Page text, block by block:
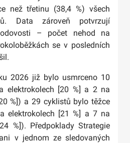
než třetinu (38,4 %) všech
Data zároveň potvrzují
– počet nehod na
se v posledních
2026 již bylo usmrceno 10
elektrokolech [20 %] a 2 na
%]) a 29 cyklistů bylo těžce
elektrokolech [21 %] a 7 na
%]). Předpoklady Strategie
v jednom ze sledovaných